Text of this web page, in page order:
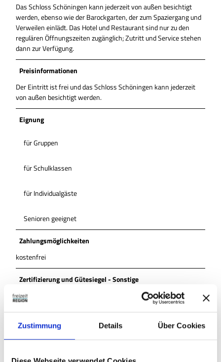
Zustimmung Details Über Cookies
Das Schloss Schöningen kann jederzeit von außen besichtigt
werden, ebenso wie der Barockgarten, der zum Spaziergang und
Verweilen einlädt. Das Hotel und Restaurant sind nur zu den
regulären Öffnungszeiten zugänglich; Zutritt und Service stehen
dann zur Verfügung.
Preisinformationen
Der Eintritt ist frei und das Schloss Schöningen kann jederzeit
von außen besichtigt werden.
Eignung
für Gruppen
für Schulklassen
für Individualgäste
Senioren geeignet
Zahlungsmöglichkeiten
kostenfrei
Zertifizierung und Gütesiegel - Sonstige
Zertifizierung sonstige
Anreise & Parken
Das Schloss Schöningen liegt direkt am Zentralen